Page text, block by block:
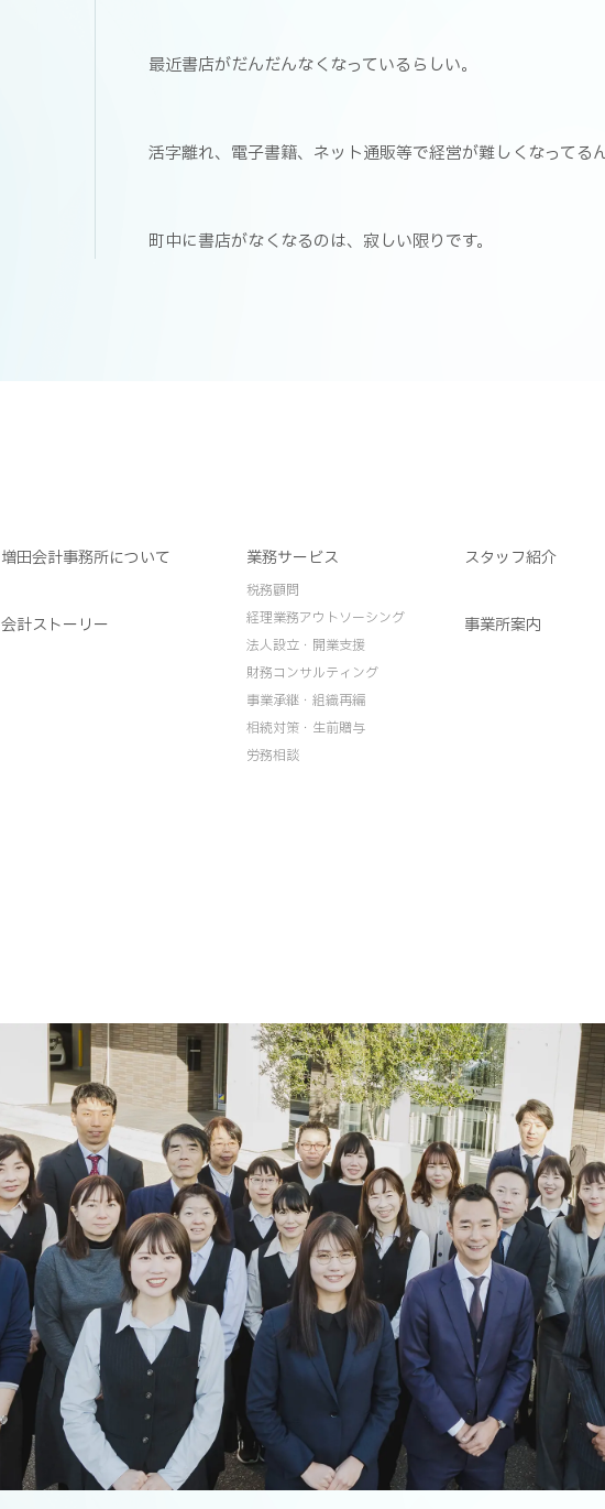
最近書店がだんだんなくなっているらしい。
活字離れ、電子書籍、ネット通販等で経営が難しくなってる
町中に書店がなくなるのは、寂しい限りです。
増田会計事務所について
会計ストーリー
業務サービス
税務顧問
経理業務アウトソーシング
法人設立・開業支援
財務コンサルティング
事業承継・組織再編
相続対策・生前贈与
労務相談
スタッフ紹介
事業所案内